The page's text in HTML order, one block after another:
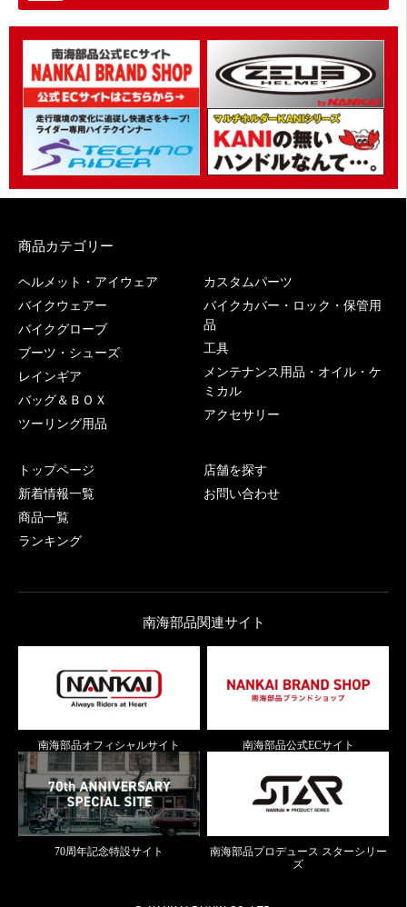
商品カテゴリー
ヘルメット・アイウェア
バイクウェアー
バイクグローブ
ブーツ・シューズ
レインギア
バッグ＆ＢＯＸ
ツーリング用品
カスタムパーツ
バイクカバー・ロック・保管用
品
工具
メンテナンス用品・オイル・ケ
ミカル
アクセサリー
トップページ
新着情報一覧
商品一覧
ランキング
店舗を探す
お問い合わせ
南海部品関連サイト
南海部品オフィシャルサイト 南海部品公式ECサイト
70周年記念特設サイト
南海部品プロデュース スターシリー
ズ